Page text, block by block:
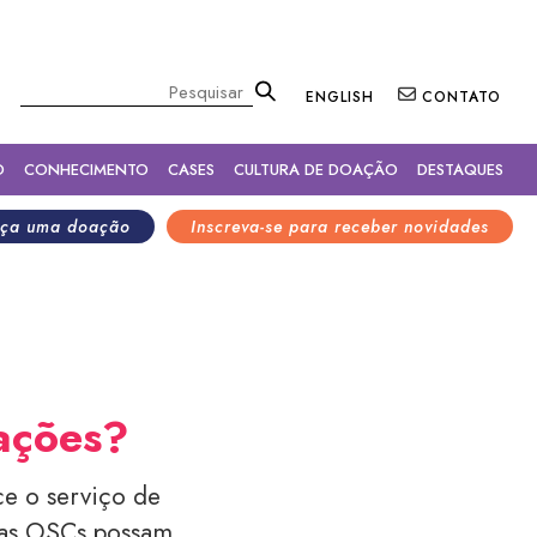
ENGLISH CONTATO
CONHECIMENTO CASES CULTURA DE DOAÇÃO DESTAQUES
Inscreva-se para receber novidades
uma doação
o serviço de